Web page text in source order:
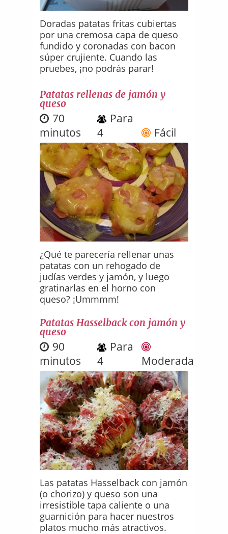
Doradas patatas fritas cubiertas
por una cremosa capa de queso
fundido y coronadas con bacon
súper crujiente. Cuando las
pruebes, ¡no podrás parar!
Patatas rellenas de jamón y
queso
70
minutos
Para
4
Fácil
¿Qué te parecería rellenar unas
patatas con un rehogado de
judías verdes y jamón, y luego
gratinarlas en el horno con
queso? ¡Ummmm!
Patatas Hasselback con jamón y
queso
90
minutos
Para
4
Moderada
Las patatas Hasselback con jamón
(o chorizo) y queso son una
irresistible tapa caliente o una
guarnición para hacer nuestros
platos mucho más atractivos.